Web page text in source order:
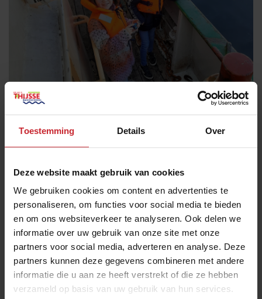
Toestemming Details Over
Deze website maakt gebruik van cookies
We gebruiken cookies om content en advertenties te
personaliseren, om functies voor social media te bieden
en om ons websiteverkeer te analyseren. Ook delen we
informatie over uw gebruik van onze site met onze
partners voor social media, adverteren en analyse. Deze
partners kunnen deze gegevens combineren met andere
informatie die u aan ze heeft verstrekt of die ze hebben
verzameld op basis van uw gebruik van hun services.